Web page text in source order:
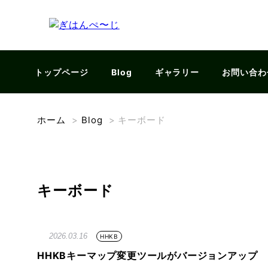
トップページ Blog ギャラリー お問い合
ホーム > Blog > キーボード
キーボード
2026.03.16 HHKB
HHKBキーマップ変更ツールがバージョンアップ